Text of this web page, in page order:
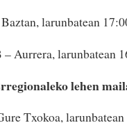
larunbatean
Aurrera, larunbatean
lehen
Txokoa,